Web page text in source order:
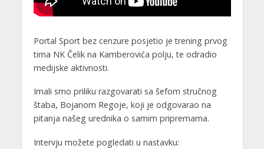
Portal Sport bez cenzure posjetio je trening prvog
tima NK Čelik na Kamberovića polju, te odradio
medijske aktivnosti.
Imali smo priliku razgovarati sa šefom stručnog
štaba, Bojanom Regoje, koji je odgovarao na
pitanja našeg urednika o samim pripremama.
Intervju možete pogledati u nastavku: